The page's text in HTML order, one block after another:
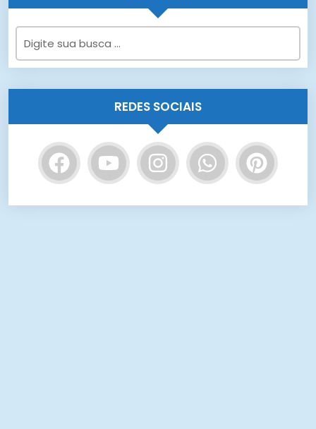
REDES SOCIAIS